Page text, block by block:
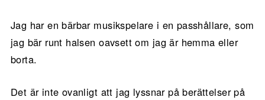
Jag har en bärbar musikspelare i en passhållare, som
jag bär runt halsen oavsett om jag är hemma eller
borta.
Det är inte ovanligt att jag lyssnar på berättelser på